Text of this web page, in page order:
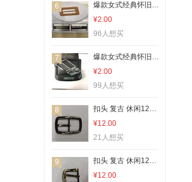
6
爆款女式经典怀旧款五金皮带扣腰带扣8
¥2.00
96人想买
7
爆款女式经典怀旧款五金皮带扣腰带扣13
¥2.00
99人想买
8
扣头 复古 休闲126766款124
¥12.00
21人想买
9
扣头 复古 休闲126766款94
¥12.00